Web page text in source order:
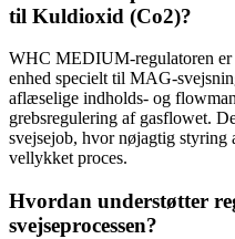
til Kuldioxid (Co2)?
WHC MEDIUM-regulatoren er
enhed specielt til MAG-
aflæselige indholds- og
grebsregulering af gasflowet.
svejsejob, hvor nøjagtig styring
vellykket proces.
Hvordan understøtter
svejseprocessen?